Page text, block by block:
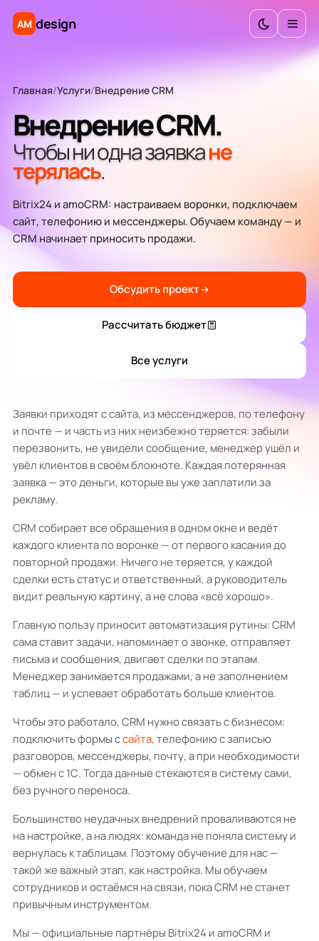
AM design
Калькулятор бюджета
Инструменты
Главная/Услуги/Внедрение CRM
Внедрение CRM.
Чтобы ни одна заявкане
терялась.
Bitrix24 и amoCRM: настраиваем воронки, подключаем
сайт, телефонию и мессенджеры. Обучаем команду — и
CRM начинает приносить продажи.
Обсудить проект
Рассчитать бюджет
Все услуги
Заявки приходят с сайта, из мессенджеров, по телефону
и почте — и часть из них неизбежно теряется: забыли
перезвонить, не увидели сообщение, менеджер ушёл и
увёл клиентов в своём блокноте. Каждая потерянная
заявка — это деньги, которые вы уже заплатили за
рекламу.
CRM собирает все обращения в одном окне и ведёт
каждого клиента по воронке — от первого касания до
повторной продажи. Ничего не теряется, у каждой
сделки есть статус и ответственный, а руководитель
видит реальную картину, а не слова «всё хорошо».
Главную пользу приносит автоматизация рутины: CRM
сама ставит задачи, напоминает о звонке, отправляет
письма и сообщения, двигает сделки по этапам.
Менеджер занимается продажами, а не заполнением
таблиц — и успевает обработать больше клиентов.
Чтобы это работало, CRM нужно связать с бизнесом:
подключить формы ссайта, телефонию с записью
разговоров, мессенджеры, почту, а при необходимости
— обмен с 1С. Тогда данные стекаются в систему сами,
без ручного переноса.
Большинство неудачных внедрений проваливаются не
на настройке, а на людях: команда не поняла систему и
вернулась к таблицам. Поэтому обучение для нас —
такой же важный этап, как настройка. Мы обучаем
сотрудников и остаёмся на связи, пока CRM не станет
привычным инструментом.
Мы — официальные партнёры Bitrix24 и amoCRM и